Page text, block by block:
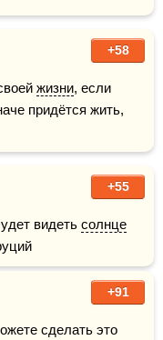
+58
жизни, если
придётся жить,
+55
видеть солнце
+91
сделать это